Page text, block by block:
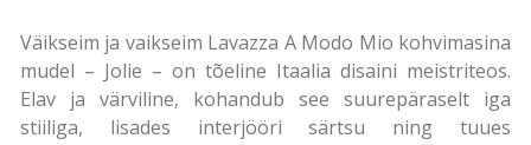
Väikseim ja vaikseim Lavazza A Modo Mio kohvimasina
mudel – Jolie – on tõeline Itaalia disaini meistriteos.
Elav ja värviline, kohandub see suurepäraselt iga
stiiliga, lisades interjööri särtsu ning tuues